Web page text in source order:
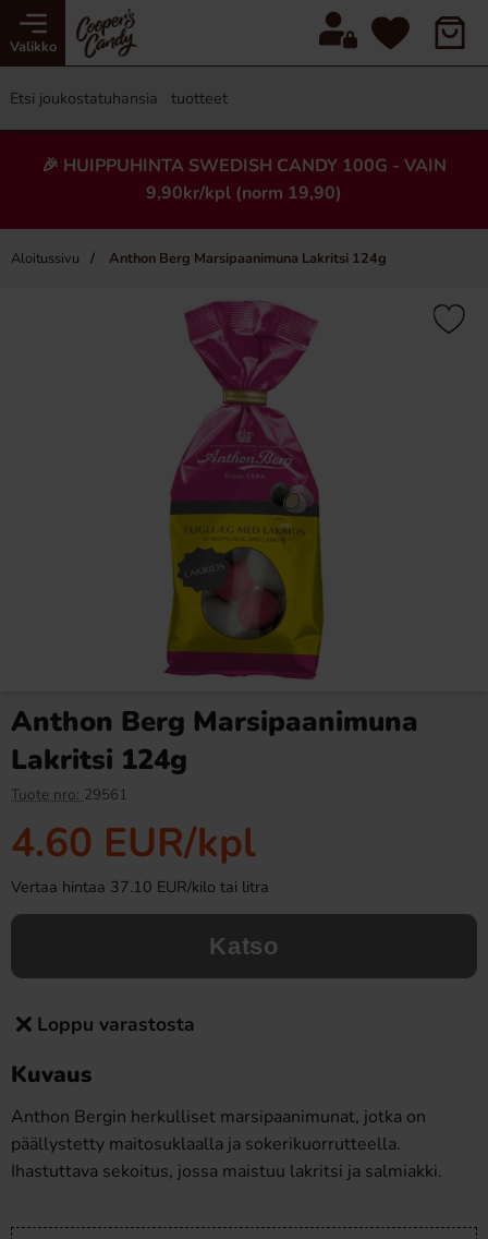
Valikko
🎉 HUIPPUHINTA SWEDISH CANDY 100G - VAIN
9,90kr/kpl (norm 19,90)
Aloitussivu Anthon Berg Marsipaanimuna Lakritsi 124g
×
Ronny & Ragge Buttcracker
Chips Korv med bröd 150g
Osta
Butterfinger suklaa 53,8g
Anthon Berg Marsipaanimuna
Lakritsi 124g
Tuote nro: 29561
4.60 EUR/kpl
Vertaa hintaa 37.10 EUR/kilo tai litra
Katso
Loppu varastosta
Kuvaus
Anthon Bergin herkulliset marsipaanimunat, jotka on
päällystetty maitosuklaalla ja sokerikuorrutteella.
Ihastuttava sekoitus, jossa maistuu lakritsi ja salmiakki.